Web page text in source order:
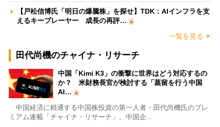
【戸松信博氏「明日の爆騰株」を探せ】TDK：AIインフラを支
えるキープレーヤー 成長の再評…
一覧を見る
田代尚機のチャイナ・リサーチ
中国「Kimi K3」の衝撃に世界はどう対応するの
か？ 米財務長官が検討する「蒸留を行う中国
AI…
中国経済に精通する中国株投資の第一人者・田代尚機氏のプレ
ミアム連載「チャイナ・リサーチ」。中国企…